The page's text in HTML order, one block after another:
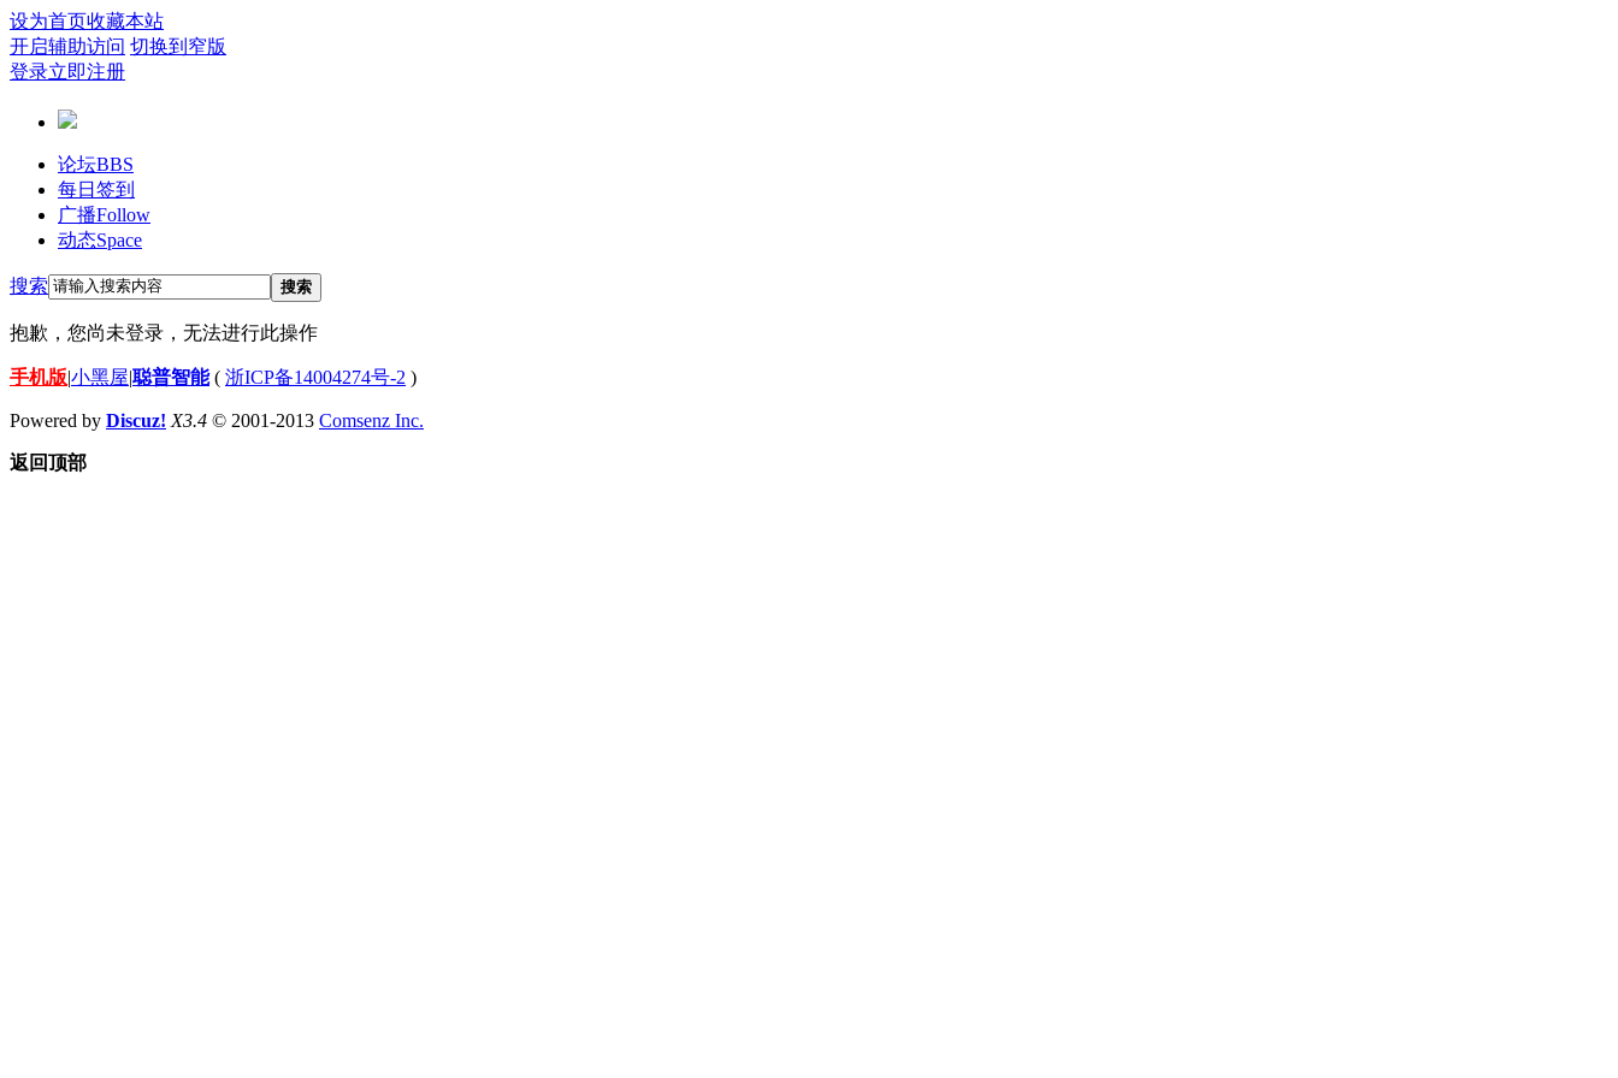
设为首页收藏本站
开启辅助访问 切换到窄版
登录立即注册
论坛BBS
每日签到
广播Follow
动态Space
搜索 搜索
抱歉，您尚未登录，无法进行此操作
手机版|小黑屋|聪普智能( 浙ICP备14004274号-2 )
Powered by Discuz! X3.4 © 2001-2013 Comsenz Inc.
返回顶部